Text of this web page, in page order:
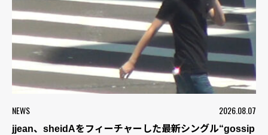
NEWS 2026.08.07
jjean、sheidAをフィーチャーした最新シングル“gossip